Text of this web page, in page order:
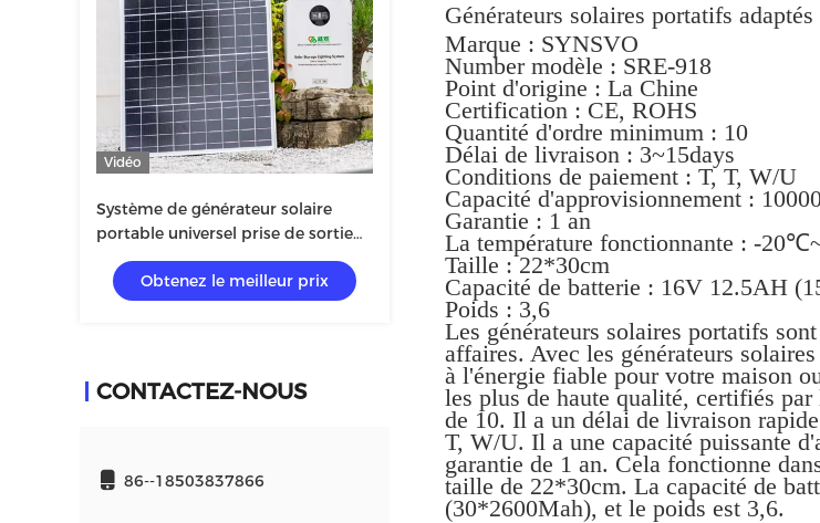
Vidéo
Système de générateur solaire
portable universel prise de sortie
blanche
Obtenez le meilleur prix
CONTACTEZ-NOUS
86--18503837866
Générateurs solaires portatifs
Marque : SYNSVO
Number modèle : SRE-918
Point d'origine : La Chine
Certification : CE, ROHS
Quantité d'ordre minimum : 10
Délai de livraison : 3~15days
Conditions de paiement : T, T, W/U
Capacité d'approvisionnement :
Garantie : 1 an
La température fonctionnante : -
Taille : 22*30cm
Capacité de batterie : 16V 12.5AH
Poids : 3,6
Les générateurs solaires portatifs
affaires. Avec les générateurs
à l'énergie fiable pour votre maison
les plus de haute qualité, certifiés
de 10. Il a un délai de livraison
T, W/U. Il a une capacité puissante
garantie de 1 an. Cela fonctionne
taille de 22*30cm. La capacité de
(30*2600Mah), et le poids est 3,6.